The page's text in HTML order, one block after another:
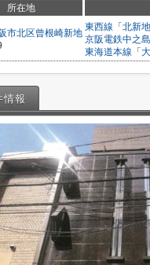
所在地
市北区曾根崎新地
東西線 「 北新地
京阪電鉄中之
東海道本線 「
情報